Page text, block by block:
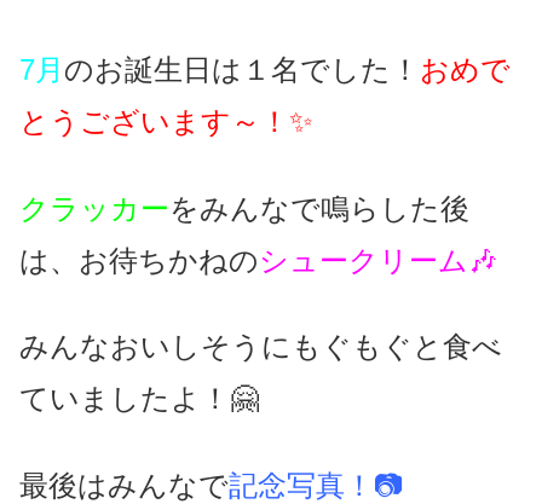
7月 のお誕生日は１名でした！ おめで
とうございます～！✨
クラッカーをみんなで鳴らした後
は、お待ちかねのシュークリーム🎶
みんなおいしそうにもぐもぐと食べ
ていましたよ！🤗
最後はみんなで記念写真！📷